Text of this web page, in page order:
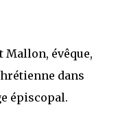
Mallon, évêque,
dans
épiscopal.